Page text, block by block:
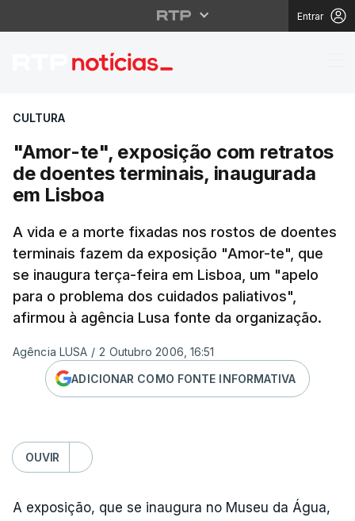
Entrar
"Amor-te", exposição
CULTURA
"Amor-te", exposição com retratos
de doentes terminais, inaugurada
em Lisboa
A vida e a morte fixadas nos rostos de doentes
terminais fazem da exposição "Amor-te", que
se inaugura terça-feira em Lisboa, um "apelo
para o problema dos cuidados paliativos",
afirmou à agência Lusa fonte da organização.
Agência LUSA / 2 Outubro 2006, 16:51
ADICIONAR COMO FONTE INFORMATIVA
OUVIR
A exposição, que se inaugura no Museu da Água,